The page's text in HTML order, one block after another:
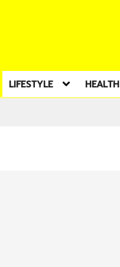
LIFESTYLE HEALTH